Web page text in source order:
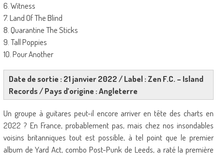
6. Witness
7. Land Of The Blind
8. Quarantine The Sticks
9. Tall Poppies
10. Pour Another
Date de sortie : 21 janvier 2022 / Label : Zen F.C. – Island
Records / Pays d’origine : Angleterre
Un groupe à guitares peut-il encore arriver en tête des charts en
2022 ? En France, probablement pas, mais chez nos insondables
voisins britanniques tout est possible, à tel point que le premier
album de Yard Act, combo Post-Punk de Leeds, a raté la première